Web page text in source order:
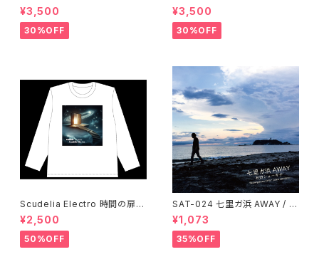
シャツ・半袖・ホワイト
¥3,500
30%OFF
シャツ・半袖・ブラック
¥3,500
30%OFF
Scudelia Electro 時間の扉T
シャツ・長袖・ホワイト
¥2,500
50%OFF
SAT-024 七里ガ浜 AWAY / 石
田ショーキチ
¥1,073
35%OFF